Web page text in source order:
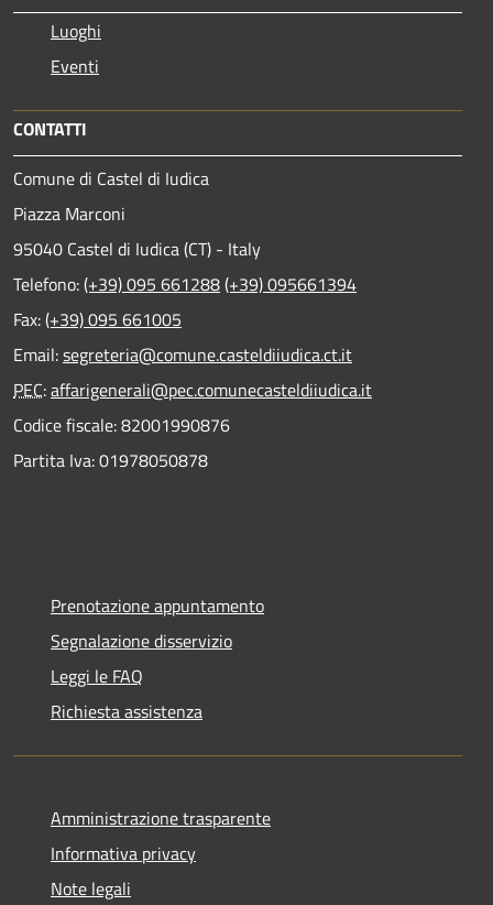
Luoghi
Eventi
CONTATTI
Comune di Castel di Iudica
Piazza Marconi
95040 Castel di Iudica (CT) - Italy
Telefono:(+39) 095 661288(+39) 095661394
Fax:(+39) 095 661005
Email:segreteria@comune.casteldiiudica.ct.it
PEC:affarigenerali@pec.comunecasteldiiudica.it
Codice fiscale: 82001990876
Partita Iva: 01978050878
Prenotazione appuntamento
Segnalazione disservizio
Leggi le FAQ
Richiesta assistenza
Amministrazione trasparente
Informativa privacy
Note legali